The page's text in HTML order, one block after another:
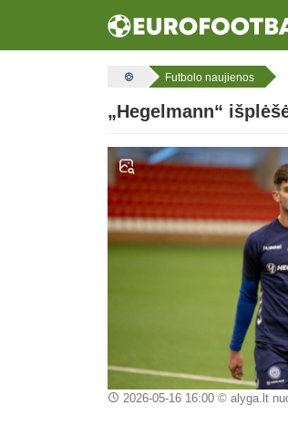
Futbolo naujienos
„Hegelmann“
2026-05-16 16:00© alyga.lt